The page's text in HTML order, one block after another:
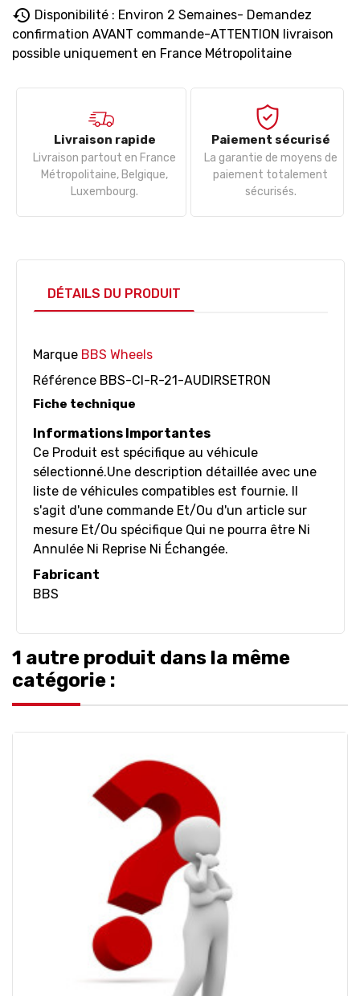
history Disponibilité : Environ 2 Semaines- Demandez
confirmation AVANT commande-ATTENTION livraison
possible uniquement en France Métropolitaine
Livraison rapide
Livraison partout en France
Métropolitaine, Belgique,
Luxembourg.
Paiement sécurisé
La garantie de moyens de
paiement totalement
sécurisés.
DÉTAILS DU PRODUIT
Marque BBS Wheels
Référence BBS-CI-R-21-AUDIRSETRON
Fiche technique
Informations Importantes
Ce Produit est spécifique au véhicule
sélectionné.Une description détaillée avec une
liste de véhicules compatibles est fournie. Il
s'agit d'une commande Et/Ou d'un article sur
mesure Et/Ou spécifique Qui ne pourra être Ni
Annulée Ni Reprise Ni Échangée.
Fabricant
BBS
1 autre produit dans la même
catégorie :